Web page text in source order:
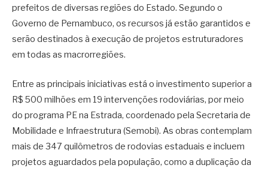
prefeitos de diversas regiões do Estado. Segundo o
Governo de Pernambuco, os recursos já estão garantidos e
serão destinados à execução de projetos estruturadores
em todas as macrorregiões.
Entre as principais iniciativas está o investimento superior a
R$ 500 milhões em 19 intervenções rodoviárias, por meio
do programa PE na Estrada, coordenado pela Secretaria de
Mobilidade e Infraestrutura (Semobi). As obras contemplam
mais de 347 quilômetros de rodovias estaduais e incluem
projetos aguardados pela população, como a duplicação da